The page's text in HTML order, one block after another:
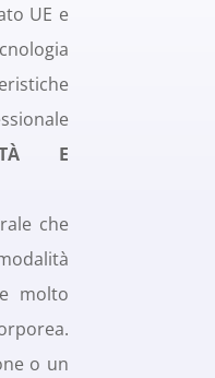
UE e
E
che
molto
o un